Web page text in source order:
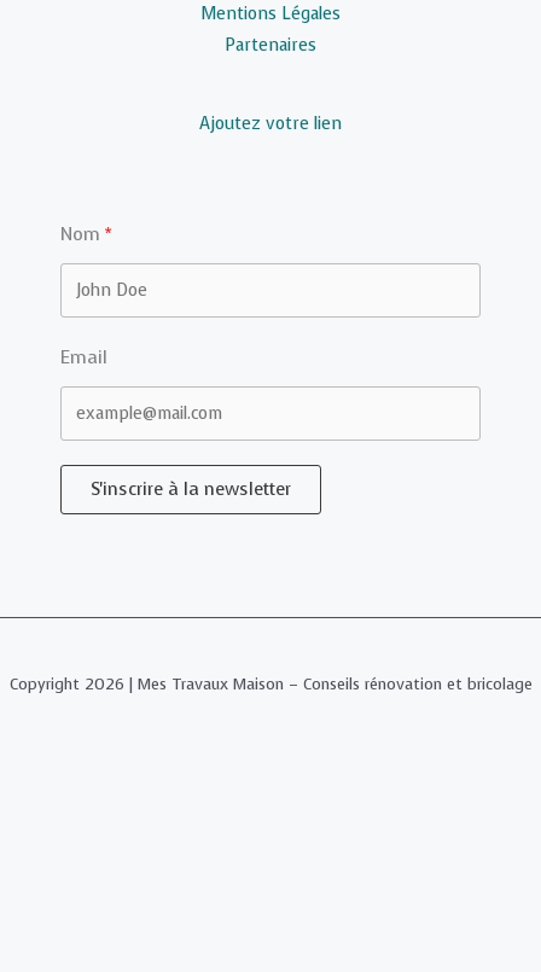
Mentions Légales
Partenaires
Ajoutez votre lien
Nom
Email
S'inscrire à la newsletter
Copyright 2026 | Mes Travaux Maison – Conseils rénovation et bricolage